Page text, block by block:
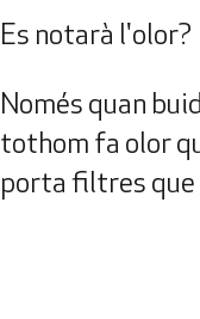
Es notarà l'olor?
Només quan
tothom fa olor
porta filtres que